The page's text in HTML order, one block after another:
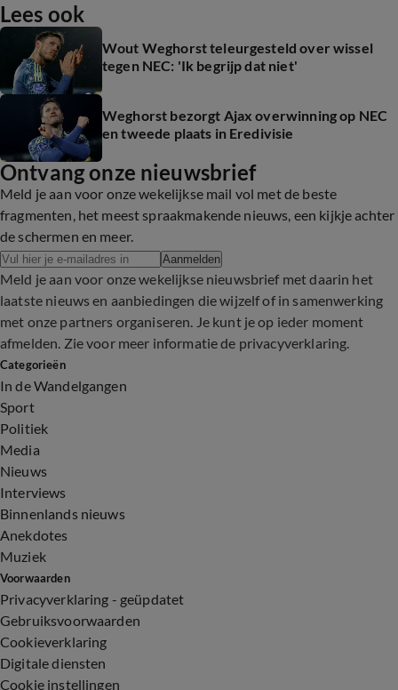
Lees ook
Wout Weghorst teleurgesteld over wissel
tegen NEC: 'Ik begrijp dat niet'
Weghorst bezorgt Ajax overwinning op NEC
en tweede plaats in Eredivisie
Ontvang onze nieuwsbrief
Meld je aan voor onze wekelijkse mail vol met de beste
fragmenten, het meest spraakmakende nieuws, een kijkje achter
de schermen en meer.
Aanmelden
Meld je aan voor onze wekelijkse nieuwsbrief met daarin het
laatste nieuws en aanbiedingen die wijzelf of in samenwerking
met onze partners organiseren. Je kunt je op ieder moment
afmelden. Zie voor meer informatie de privacyverklaring.
Categorieën
In de Wandelgangen
Sport
Politiek
Media
Nieuws
Interviews
Binnenlands nieuws
Anekdotes
Muziek
Voorwaarden
Privacyverklaring - geüpdatet
Gebruiksvoorwaarden
Cookieverklaring
Digitale diensten
Cookie instellingen